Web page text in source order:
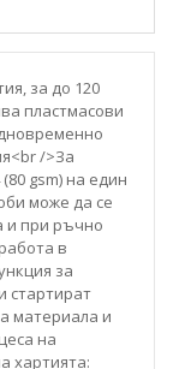
за до 120
пластмасови
/>За
gsm) на един
може да се
и при ръчно
в
за
стартират
материала и
на
хартията: